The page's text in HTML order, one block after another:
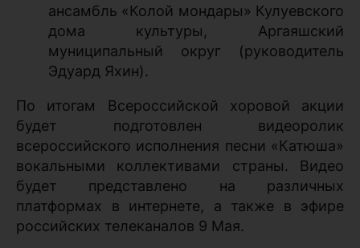
ансамбль «Колой мондары» Кулуевского
дома культуры, Аргаяшский
муниципальный округ (руководитель
Эдуард Яхин).
По итогам Всероссийской хоровой акции
будет подготовлен видеоролик
всероссийского исполнения песни «Катюша»
вокальными коллективами страны. Видео
будет представлено на различных
платформах в интернете, а также в эфире
российских телеканалов 9 Мая.